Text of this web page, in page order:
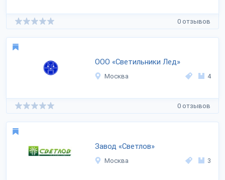
0 отзывов
ООО «Светильники Лед»
Москва 4
0 отзывов
Завод «Светлов»
Москва 3